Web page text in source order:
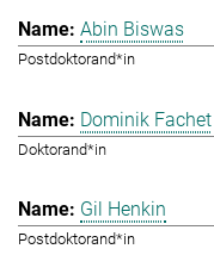
Abin Biswas
Postdoktorand*in
Dominik Fachet
Doktorand*in
Gil Henkin
Postdoktorand*in